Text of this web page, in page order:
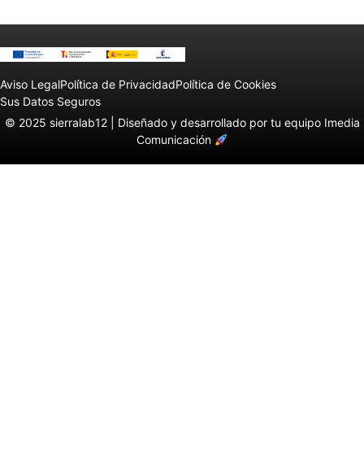
Aviso LegalPolítica de PrivacidadPolítica de Cookies
Sus Datos Seguros
© 2025 sierralab12 | Diseñado y desarrollado por tu equipo Imedia
Comunicación